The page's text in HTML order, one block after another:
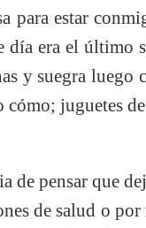
para estar
día era el último
y suegra luego
cómo; juguetes
de pensar que
de salud o